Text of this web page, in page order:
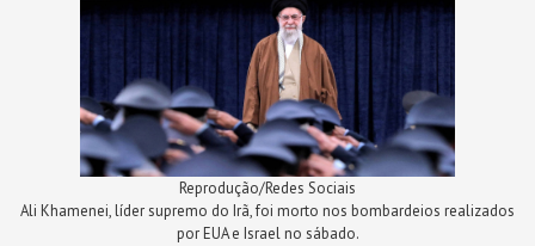
Reprodução/Redes Sociais
Ali Khamenei, líder supremo do Irã, foi morto nos bombardeios realizados
por EUA e Israel no sábado.